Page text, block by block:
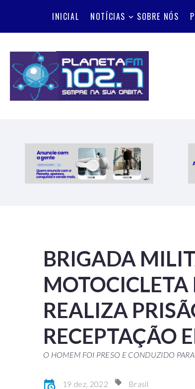
INICIAL NOTÍCIAS SOBRE NÓS
BRIGADA
REALIZA
RECEPTAÇÃO
O HOMEM FOI PRESO E CONDUZIDO
19 dez, 2022 Brasil